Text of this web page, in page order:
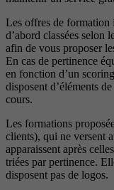
Les offres de formation
d’abord classées selon
afin de vous proposer
En cas de pertinence
en fonction d’un
disposent d’éléments
cours.
Les formations
clients), qui ne versent
apparaissent après
triées par pertinence.
disposent pas de logos.